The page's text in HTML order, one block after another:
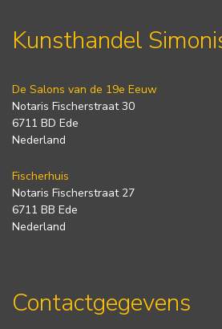
Kunsthandel
De Salons van de 19e Eeuw
Notaris Fischerstraat 30
6711 BD Ede
Nederland
Fischerhuis
Notaris Fischerstraat 27
6711 BB Ede
Nederland
Contactgegevens